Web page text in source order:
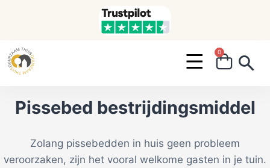
0
Pissebed bestrijdingsmiddel
Zolang pissebedden in huis geen probleem
veroorzaken, zijn het vooral welkome gasten in je tuin.